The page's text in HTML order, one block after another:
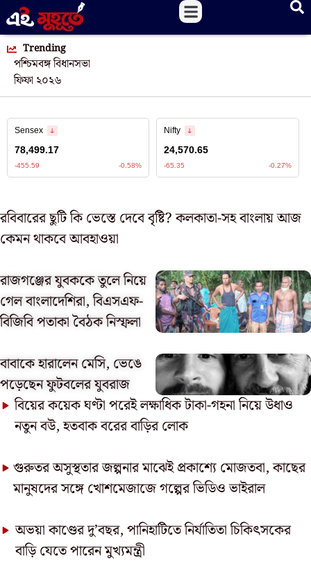
Trending
পশ্চিমবঙ্গ বিধানসভা
ফিফা ২০২৬
রবিবারের ছুটি কি ভেস্তে দেবে বৃষ্টি? কলকাতা-সহ বাংলায় আজ
কেমন থাকবে আবহাওয়া
রাজগঞ্জের যুবককে তুলে নিয়ে
গেল বাংলাদেশিরা, বিএসএফ-
বিজিবি পতাকা বৈঠক নিস্ফলা
বাবাকে হারালেন মেসি, ভেঙে
পড়েছেন ফুটবলের যুবরাজ
বিয়ের কয়েক ঘণ্টা পরেই লক্ষাধিক টাকা-গহনা নিয়ে উধাও
নতুন বউ, হতবাক বরের বাড়ির লোক
গুরুতর অসুস্থতার জল্পনার মাঝেই প্রকাশ্যে মোজতবা, কাছের
মানুষদের সঙ্গে খোশমেজাজে গল্পের ভিডিও ভাইরাল
অভয়া কাণ্ডের দু’বছর, পানিহাটিতে নির্যাতিতা চিকিৎসকের
বাড়ি যেতে পারেন মুখ্যমন্ত্রী